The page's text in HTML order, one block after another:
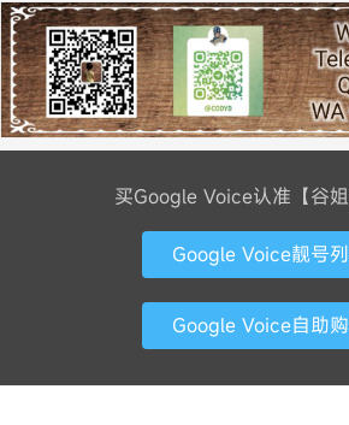
买Google Voice认准【谷姐
Google Voice靓号
Google Voice自助